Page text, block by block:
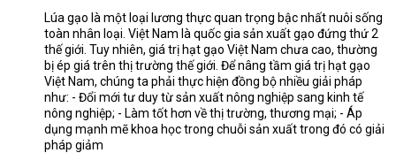
Lúa gạo là một loại lương thực quan trọng bậc nhất nuôi sống
toàn nhân loại. Việt Nam là quốc gia sản xuất gạo đứng thứ 2
thế giới. Tuy nhiên, giá trị hạt gạo Việt Nam chưa cao, thường
bị ép giá trên thị trường thế giới. Để nâng tầm giá trị hạt gạo
Việt Nam, chúng ta phải thực hiện đồng bộ nhiều giải pháp
như: - Đổi mới tư duy từ sản xuất nông nghiệp sang kinh tế
nông nghiệp; - Làm tốt hơn về thị trường, thương mại; - Áp
dụng mạnh mẽ khoa học trong chuỗi sản xuất trong đó có giải
pháp giảm